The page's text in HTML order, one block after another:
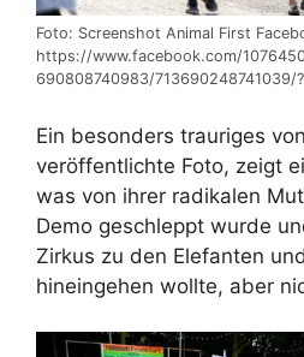
Foto: Screenshot Animal First
https://www.facebook.com/
690808740983/713690248741039/
Ein besonders trauriges
veröffentlichte Foto, zeigt
was von ihrer radikalen
Demo geschleppt wurde
Zirkus zu den Elefanten
hineingehen wollte, aber